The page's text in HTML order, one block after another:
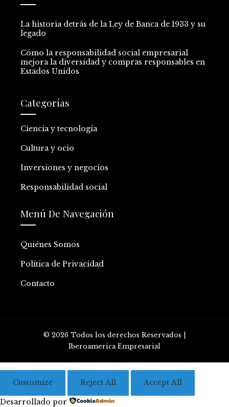
La historia detrás de la Ley de Banca de 1933 y su
legado
Cómo la responsabilidad social empresarial
mejora la diversidad y compras responsables en
Estados Unidos
Categorías
Ciencia y tecnología
Cultura y ocio
Inversiones y negocios
Responsabilidad social
Menú De Navegación
Quiénes Somos
Política de Privacidad
Contacto
© 2026 Todos los derechos Reservados |
Iberoamerica Empresarial
Customize Reject All Accept All
Desarrollado por